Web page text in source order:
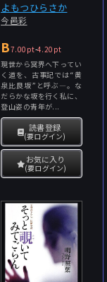
よもつひらさか
今邑彩
B7.00pt-4.20pt
現世から冥界へ下ってい
く道を、古事記では“黄
泉比良坂”と呼ぶ―。な
だらかな坂を行く私に、
登山姿の青年が...
読書登録
(要ログイン)
お気に入り
(要ログイン)